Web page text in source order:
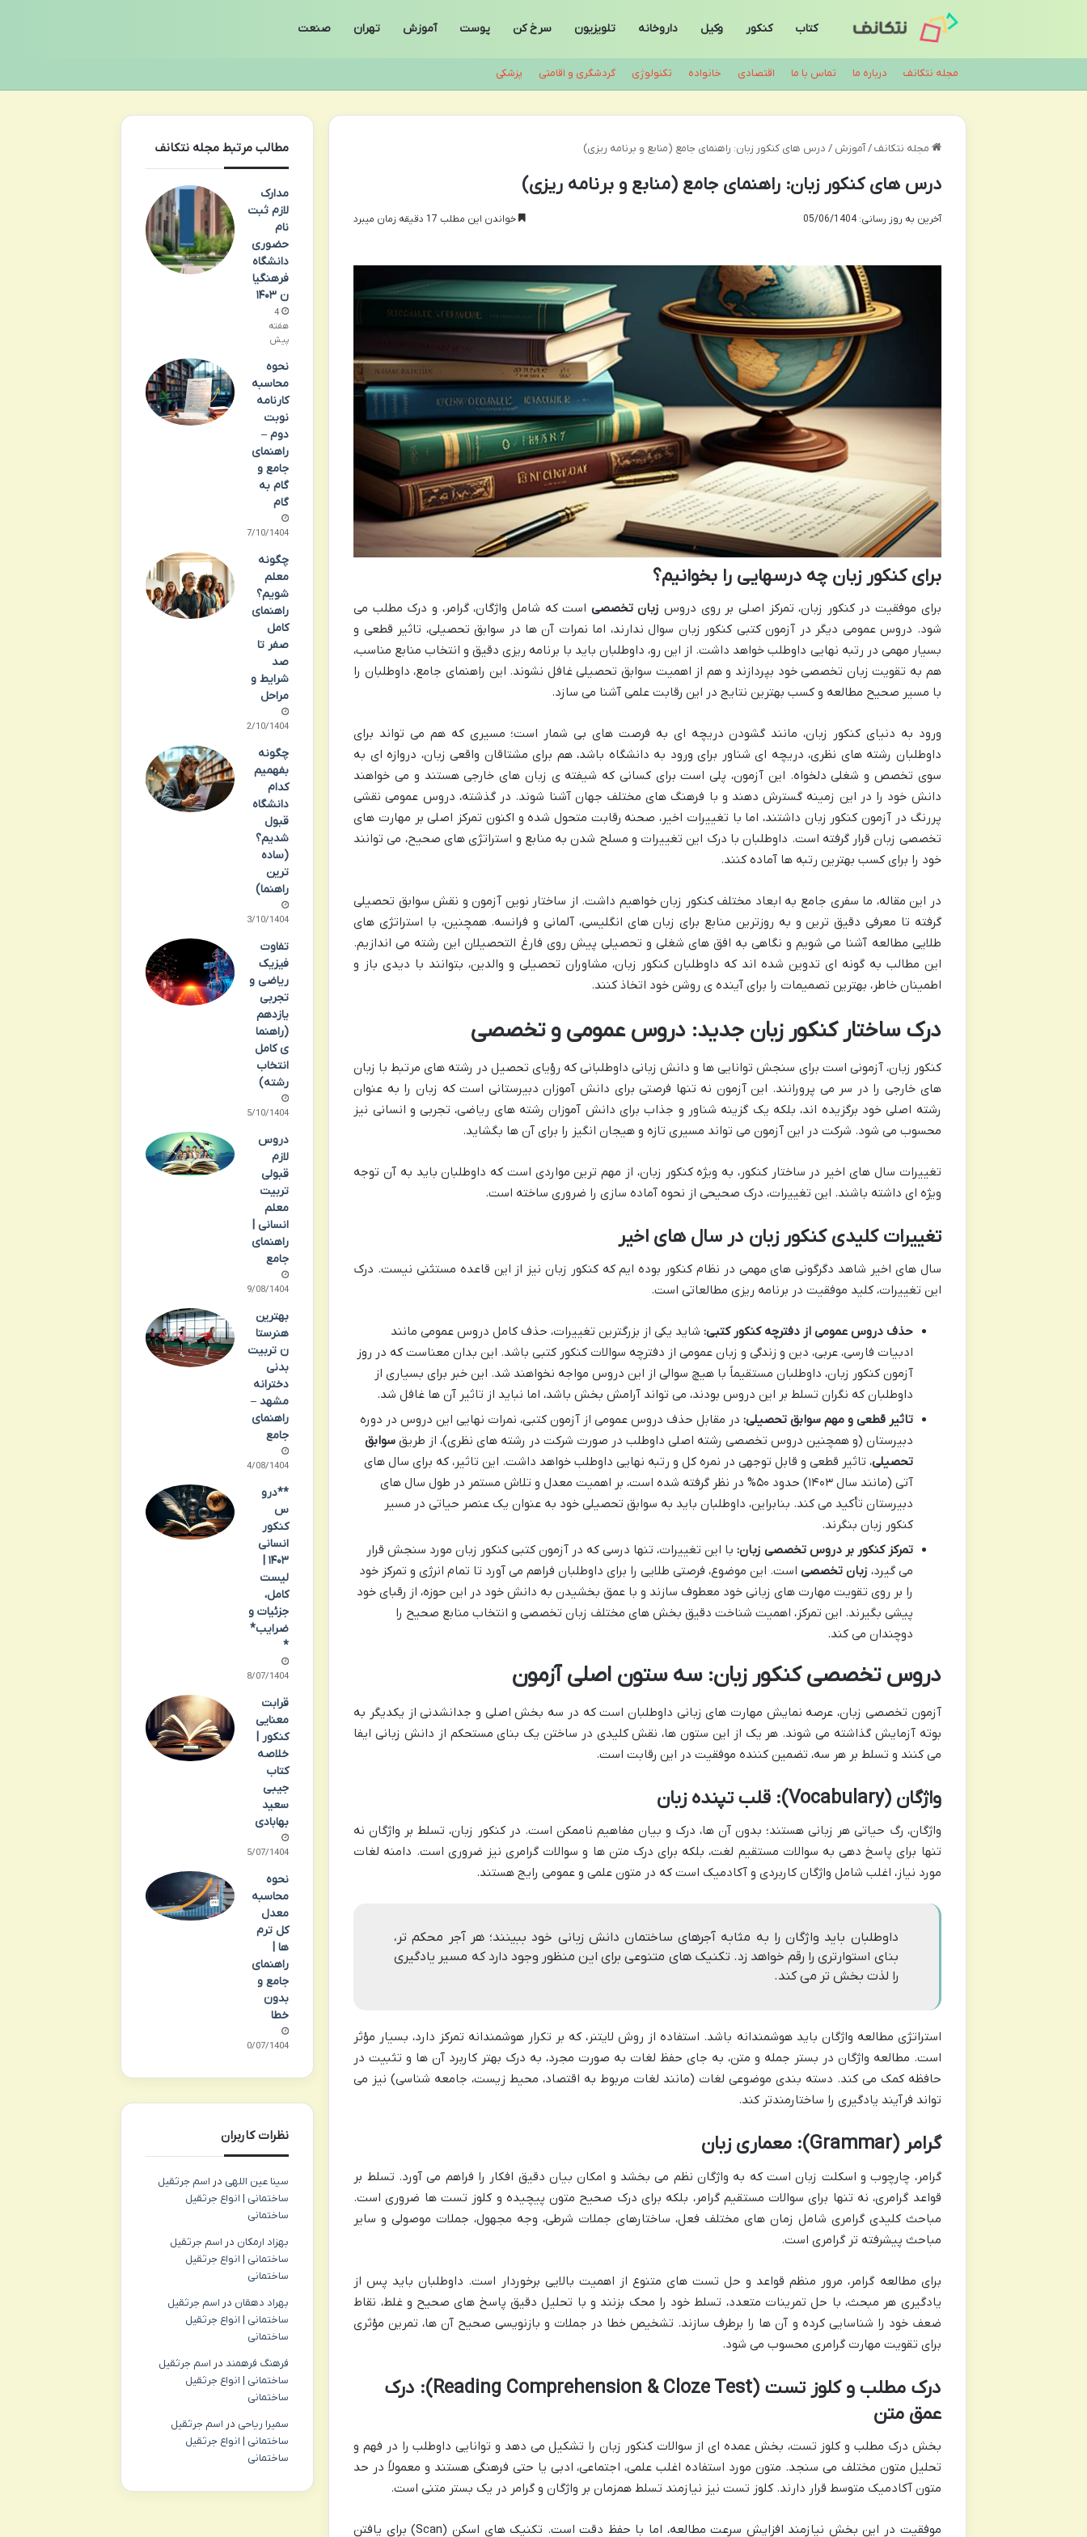
کتاب کنکور وکیل داروخانه تلویزیون سرخ کن پوست آموزش تهران صنعت
مجله نتکانف درباره ما تماس با ما اقتصادی خانواده تکنولوژی گردشگری و اقامتی پزشکی
مجله نتکانف / آموزش / درس های کنکور زبان: راهنمای جامع (منابع و برنامه ریزی)
درس های کنکور زبان: راهنمای جامع (منابع و برنامه ریزی)
آخرین به روز رسانی: 05/06/1404 خواندن این مطلب 17 دقیقه زمان میبرد
برای کنکور زبان چه درسهایی را بخوانیم؟
برای موفقیت در کنکور زبان، تمرکز اصلی بر روی دروس زبان تخصصی است که شامل واژگان، گرامر، و درک مطلب می
شود. دروس عمومی دیگر در آزمون کتبی کنکور زبان سوال ندارند، اما نمرات آن ها در سوابق تحصیلی، تاثیر قطعی و
بسیار مهمی در رتبه نهایی داوطلب خواهد داشت. از این رو، داوطلبان باید با برنامه ریزی دقیق و انتخاب منابع مناسب،
هم به تقویت زبان تخصصی خود بپردازند و هم از اهمیت سوابق تحصیلی غافل نشوند. این راهنمای جامع، داوطلبان را
با مسیر صحیح مطالعه و کسب بهترین نتایج در این رقابت علمی آشنا می سازد.
ورود به دنیای کنکور زبان، مانند گشودن دریچه ای به فرصت های بی شمار است؛ مسیری که هم می تواند برای
داوطلبان رشته های نظری، دریچه ای شناور برای ورود به دانشگاه باشد، هم برای مشتاقان واقعی زبان، دروازه ای به
سوی تخصص و شغلی دلخواه. این آزمون، پلی است برای کسانی که شیفته ی زبان های خارجی هستند و می خواهند
دانش خود را در این زمینه گسترش دهند و با فرهنگ های مختلف جهان آشنا شوند. در گذشته، دروس عمومی نقشی
پررنگ در آزمون کنکور زبان داشتند، اما با تغییرات اخیر، صحنه رقابت متحول شده و اکنون تمرکز اصلی بر مهارت های
تخصصی زبان قرار گرفته است. داوطلبان با درک این تغییرات و مسلح شدن به منابع و استراتژی های صحیح، می توانند
خود را برای کسب بهترین رتبه ها آماده کنند.
در این مقاله، ما سفری جامع به ابعاد مختلف کنکور زبان خواهیم داشت. از ساختار نوین آزمون و نقش سوابق تحصیلی
گرفته تا معرفی دقیق ترین و به روزترین منابع برای زبان های انگلیسی، آلمانی و فرانسه. همچنین، با استراتژی های
طلایی مطالعه آشنا می شویم و نگاهی به افق های شغلی و تحصیلی پیش روی فارغ التحصیلان این رشته می اندازیم.
این مطالب به گونه ای تدوین شده اند که داوطلبان کنکور زبان، مشاوران تحصیلی و والدین، بتوانند با دیدی باز و
اطمینان خاطر، بهترین تصمیمات را برای آینده ی روشن خود اتخاذ کنند.
درک ساختار کنکور زبان جدید: دروس عمومی و تخصصی
کنکور زبان، آزمونی است برای سنجش توانایی ها و دانش زبانی داوطلبانی که رؤیای تحصیل در رشته های مرتبط با زبان
های خارجی را در سر می پرورانند. این آزمون نه تنها فرصتی برای دانش آموزان دبیرستانی است که زبان را به عنوان
رشته اصلی خود برگزیده اند، بلکه یک گزینه شناور و جذاب برای دانش آموزان رشته های ریاضی، تجربی و انسانی نیز
محسوب می شود. شرکت در این آزمون می تواند مسیری تازه و هیجان انگیز را برای آن ها بگشاید.
تغییرات سال های اخیر در ساختار کنکور، به ویژه کنکور زبان، از مهم ترین مواردی است که داوطلبان باید به آن توجه
ویژه ای داشته باشند. این تغییرات، درک صحیحی از نحوه آماده سازی را ضروری ساخته است.
تغییرات کلیدی کنکور زبان در سال های اخیر
سال های اخیر شاهد دگرگونی های مهمی در نظام کنکور بوده ایم که کنکور زبان نیز از این قاعده مستثنی نیست. درک
این تغییرات، کلید موفقیت در برنامه ریزی مطالعاتی است.
حذف دروس عمومی از دفترچه کنکور کتبی: شاید یکی از بزرگترین تغییرات، حذف کامل دروس عمومی مانند
ادبیات فارسی، عربی، دین و زندگی و زبان عمومی از دفترچه سوالات کنکور کتبی باشد. این بدان معناست که در روز
آزمون کنکور زبان، داوطلبان مستقیماً با هیچ سوالی از این دروس مواجه نخواهند شد. این خبر برای بسیاری از
داوطلبان که نگران تسلط بر این دروس بودند، می تواند آرامش بخش باشد، اما نباید از تاثیر آن ها غافل شد.
تاثیر قطعی و مهم سوابق تحصیلی: در مقابل حذف دروس عمومی از آزمون کتبی، نمرات نهایی این دروس در دوره
دبیرستان (و همچنین دروس تخصصی رشته اصلی داوطلب در صورت شرکت در رشته های نظری)، از طریقسوابق
تحصیلی، تاثیر قطعی و قابل توجهی در نمره کل و رتبه نهایی داوطلب خواهد داشت. این تاثیر، که برای سال های
آتی (مانند سال ۱۴۰۳) حدود ۵۰% در نظر گرفته شده است، بر اهمیت معدل و تلاش مستمر در طول سال های
دبیرستان تأکید می کند. بنابراین، داوطلبان باید به سوابق تحصیلی خود به عنوان یک عنصر حیاتی در مسیر
کنکور زبان بنگرند.
تمرکز کنکور بر دروس تخصصی زبان: با این تغییرات، تنها درسی که در آزمون کتبی کنکور زبان مورد سنجش قرار
می گیرد، زبان تخصصی است. این موضوع، فرصتی طلایی را برای داوطلبان فراهم می آورد تا تمام انرژی و تمرکز خود
را بر روی تقویت مهارت های زبانی خود معطوف سازند و با عمق بخشیدن به دانش خود در این حوزه، از رقبای خود
پیشی بگیرند. این تمرکز، اهمیت شناخت دقیق بخش های مختلف زبان تخصصی و انتخاب منابع صحیح را
دوچندان می کند.
دروس تخصصی کنکور زبان: سه ستون اصلی آزمون
آزمون تخصصی زبان، عرصه نمایش مهارت های زبانی داوطلبان است که در سه بخش اصلی و جدانشدنی از یکدیگر به
بوته آزمایش گذاشته می شوند. هر یک از این ستون ها، نقش کلیدی در ساختن یک بنای مستحکم از دانش زبانی ایفا
می کنند و تسلط بر هر سه، تضمین کننده موفقیت در این رقابت است.
واژگان (Vocabulary): قلب تپنده زبان
واژگان، رگ حیاتی هر زبانی هستند؛ بدون آن ها، درک و بیان مفاهیم ناممکن است. در کنکور زبان، تسلط بر واژگان نه
تنها برای پاسخ دهی به سوالات مستقیم لغت، بلکه برای درک متن ها و سوالات گرامری نیز ضروری است. دامنه لغات
مورد نیاز، اغلب شامل واژگان کاربردی و آکادمیک است که در متون علمی و عمومی رایج هستند.
داوطلبان باید واژگان را به مثابه آجرهای ساختمان دانش زبانی خود ببینند؛ هر آجر محکم تر،
بنای استوارتری را رقم خواهد زد. تکنیک های متنوعی برای این منظور وجود دارد که مسیر یادگیری
را لذت بخش تر می کند.
استراتژی مطالعه واژگان باید هوشمندانه باشد. استفاده از روش لایتنر، که بر تکرار هوشمندانه تمرکز دارد، بسیار مؤثر
است. مطالعه واژگان در بستر جمله و متن، به جای حفظ لغات به صورت مجرد، به درک بهتر کاربرد آن ها و تثبیت در
حافظه کمک می کند. دسته بندی موضوعی لغات (مانند لغات مربوط به اقتصاد، محیط زیست، جامعه شناسی) نیز می
تواند فرآیند یادگیری را ساختارمندتر کند.
گرامر (Grammar): معماری زبان
گرامر، چارچوب و اسکلت زبان است که به واژگان نظم می بخشد و امکان بیان دقیق افکار را فراهم می آورد. تسلط بر
قواعد گرامری، نه تنها برای سوالات مستقیم گرامر، بلکه برای درک صحیح متون پیچیده و کلوز تست ها ضروری است.
مباحث کلیدی گرامری شامل زمان های مختلف فعل، ساختارهای جملات شرطی، وجه مجهول، جملات موصولی و سایر
مباحث پیشرفته تر گرامری است.
برای مطالعه گرامر، مرور منظم قواعد و حل تست های متنوع از اهمیت بالایی برخوردار است. داوطلبان باید پس از
یادگیری هر مبحث، با حل تمرینات متعدد، تسلط خود را محک بزنند و با تحلیل دقیق پاسخ های صحیح و غلط، نقاط
ضعف خود را شناسایی کرده و آن ها را برطرف سازند. تشخیص خطا در جملات و بازنویسی صحیح آن ها، تمرین مؤثری
برای تقویت مهارت گرامری محسوب می شود.
درک مطلب و کلوز تست (Reading Comprehension & Cloze Test): درک
عمق متن
بخش درک مطلب و کلوز تست، بخش عمده ای از سوالات کنکور زبان را تشکیل می دهد و توانایی داوطلب را در فهم و
تحلیل متون مختلف می سنجد. متون مورد استفاده اغلب علمی، اجتماعی، ادبی یا حتی فرهنگی هستند و معمولاً در حد
متون آکادمیک متوسط قرار دارند. کلوز تست نیز نیازمند تسلط همزمان بر واژگان و گرامر در یک بستر متنی است.
موفقیت در این بخش نیازمند افزایش سرعت مطالعه، اما با حفظ دقت است. تکنیک های اسکن (Scan) برای یافتن
مطالب مرتبط مجله نتکانف
مدارک
لازم ثبت
نام
حضوری
دانشگاه
فرهنگیا
ن ۱۴۰۳
4
هفته
پیش
نحوه
محاسبه
کارنامه
نوبت
دوم –
راهنمای
جامع و
گام به
گام
07/10/1404
چگونه
معلم
شویم؟
راهنمای
کامل
صفر تا
صد
شرایط و
مراحل
12/10/1404
چگونه
بفهمیم
کدام
دانشگاه
قبول
شدیم؟
(ساده
ترین
راهنما)
13/10/1404
تفاوت
فیزیک
ریاضی و
تجربی
یازدهم
(راهنما
ی کامل
انتخاب
رشته)
15/10/1404
دروس
لازم
قبولی
تربیت
معلم
انسانی |
راهنمای
جامع
19/08/1404
بهترین
هنرستا
ن تربیت
بدنی
دخترانه
مشهد –
راهنمای
جامع
14/08/1404
**درو
س
کنکور
انسانی
۱۴۰۳ |
لیست
کامل،
جزئیات و
ضرایب*
*
28/07/1404
قرابت
معنایی
کنکور |
خلاصه
کتاب
جیبی
سعید
بهابادی
25/07/1404
نحوه
محاسبه
معدل
کل ترم
ها |
راهنمای
جامع و
بدون
خطا
20/07/1404
نظرات کاربران
سینا عین اللهی در اسم جرثقیل
ساختمانی | انواع جرثقیل
ساختمانی
بهزاد ارمکان در اسم جرثقیل
ساختمانی | انواع جرثقیل
ساختمانی
بهراد دهقان در اسم جرثقیل
ساختمانی | انواع جرثقیل
ساختمانی
فرهنگ فرهمند در اسم جرثقیل
ساختمانی | انواع جرثقیل
ساختمانی
سمیرا ریاحی در اسم جرثقیل
ساختمانی | انواع جرثقیل
ساختمانی